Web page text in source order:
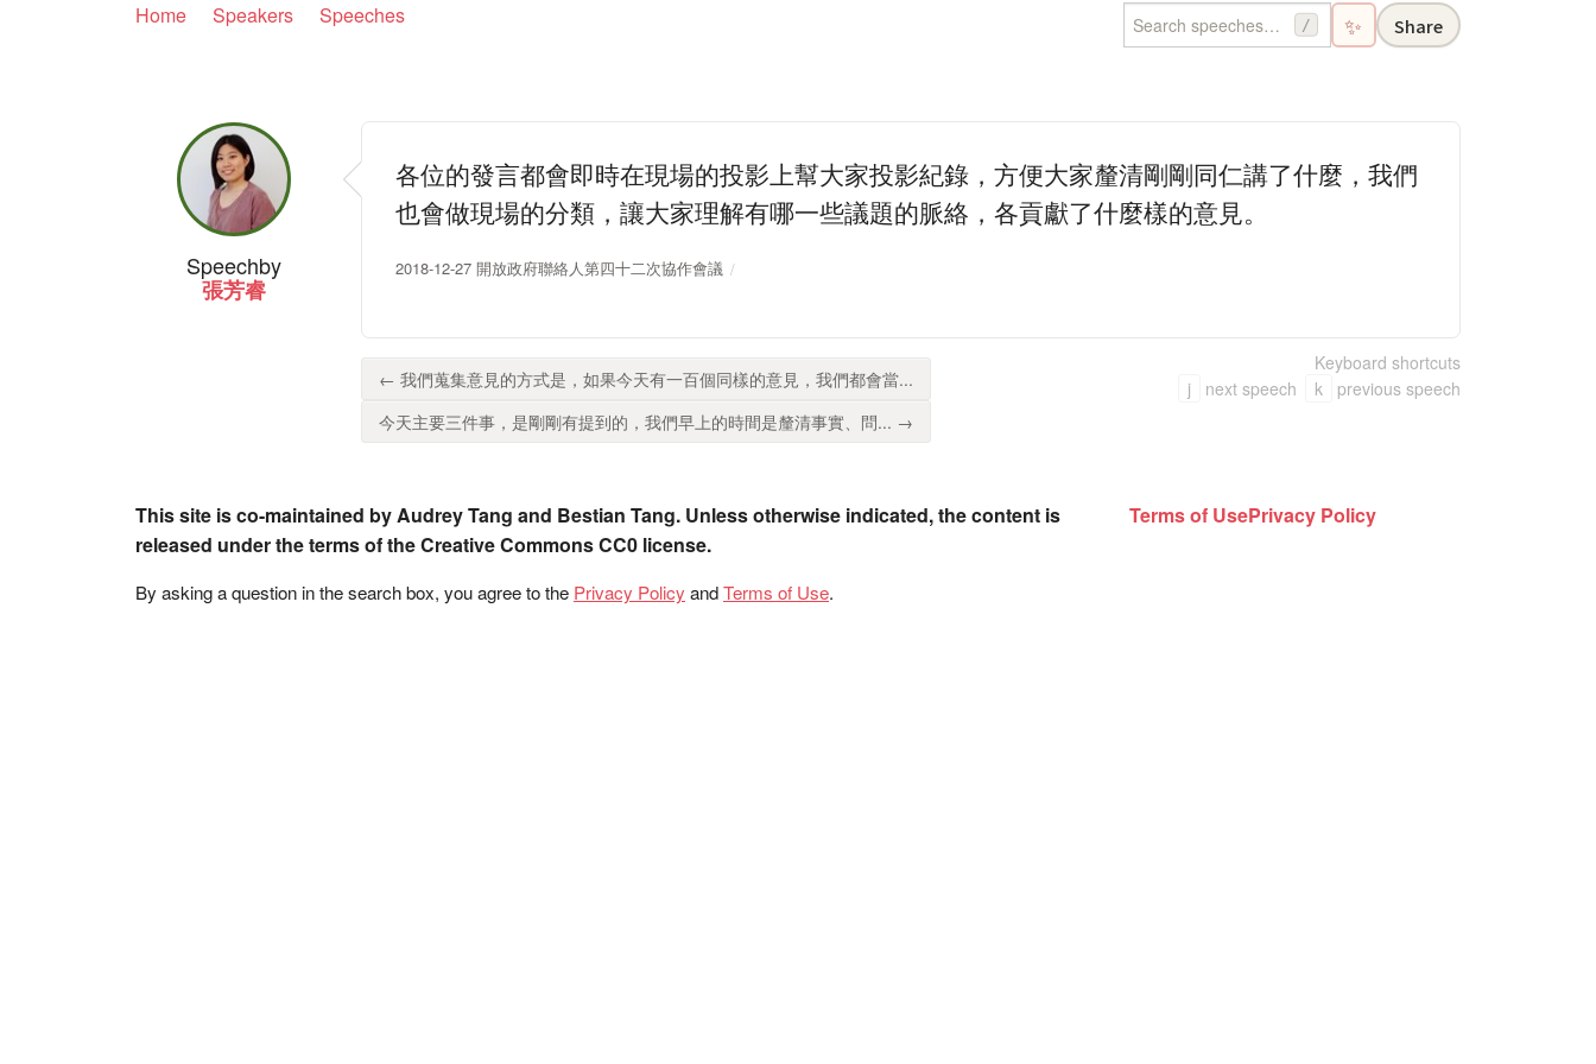
Home Speakers Speeches / ✨ Share
Speechby
張芳睿
各位的發言都會即時在現場的投影上幫大家投影紀錄，方便大家釐清剛剛同仁講了什麼，我們
也會做現場的分類，讓大家理解有哪一些議題的脈絡，各貢獻了什麼樣的意見。
2018-12-27 開放政府聯絡人第四十二次協作會議
← 我們蒐集意見的方式是，如果今天有一百個同樣的意見，我們都會當...
今天主要三件事，是剛剛有提到的，我們早上的時間是釐清事實、問... →
Keyboard shortcuts
j
next speech k previous speech
This site is co-maintained by Audrey Tang and Bestian Tang. Unless otherwise indicated, the content is
released under the terms of the Creative Commons CC0 license.
By asking a question in the search box, you agree to the Privacy Policy andTerms of Use.
Terms of UsePrivacy Policy